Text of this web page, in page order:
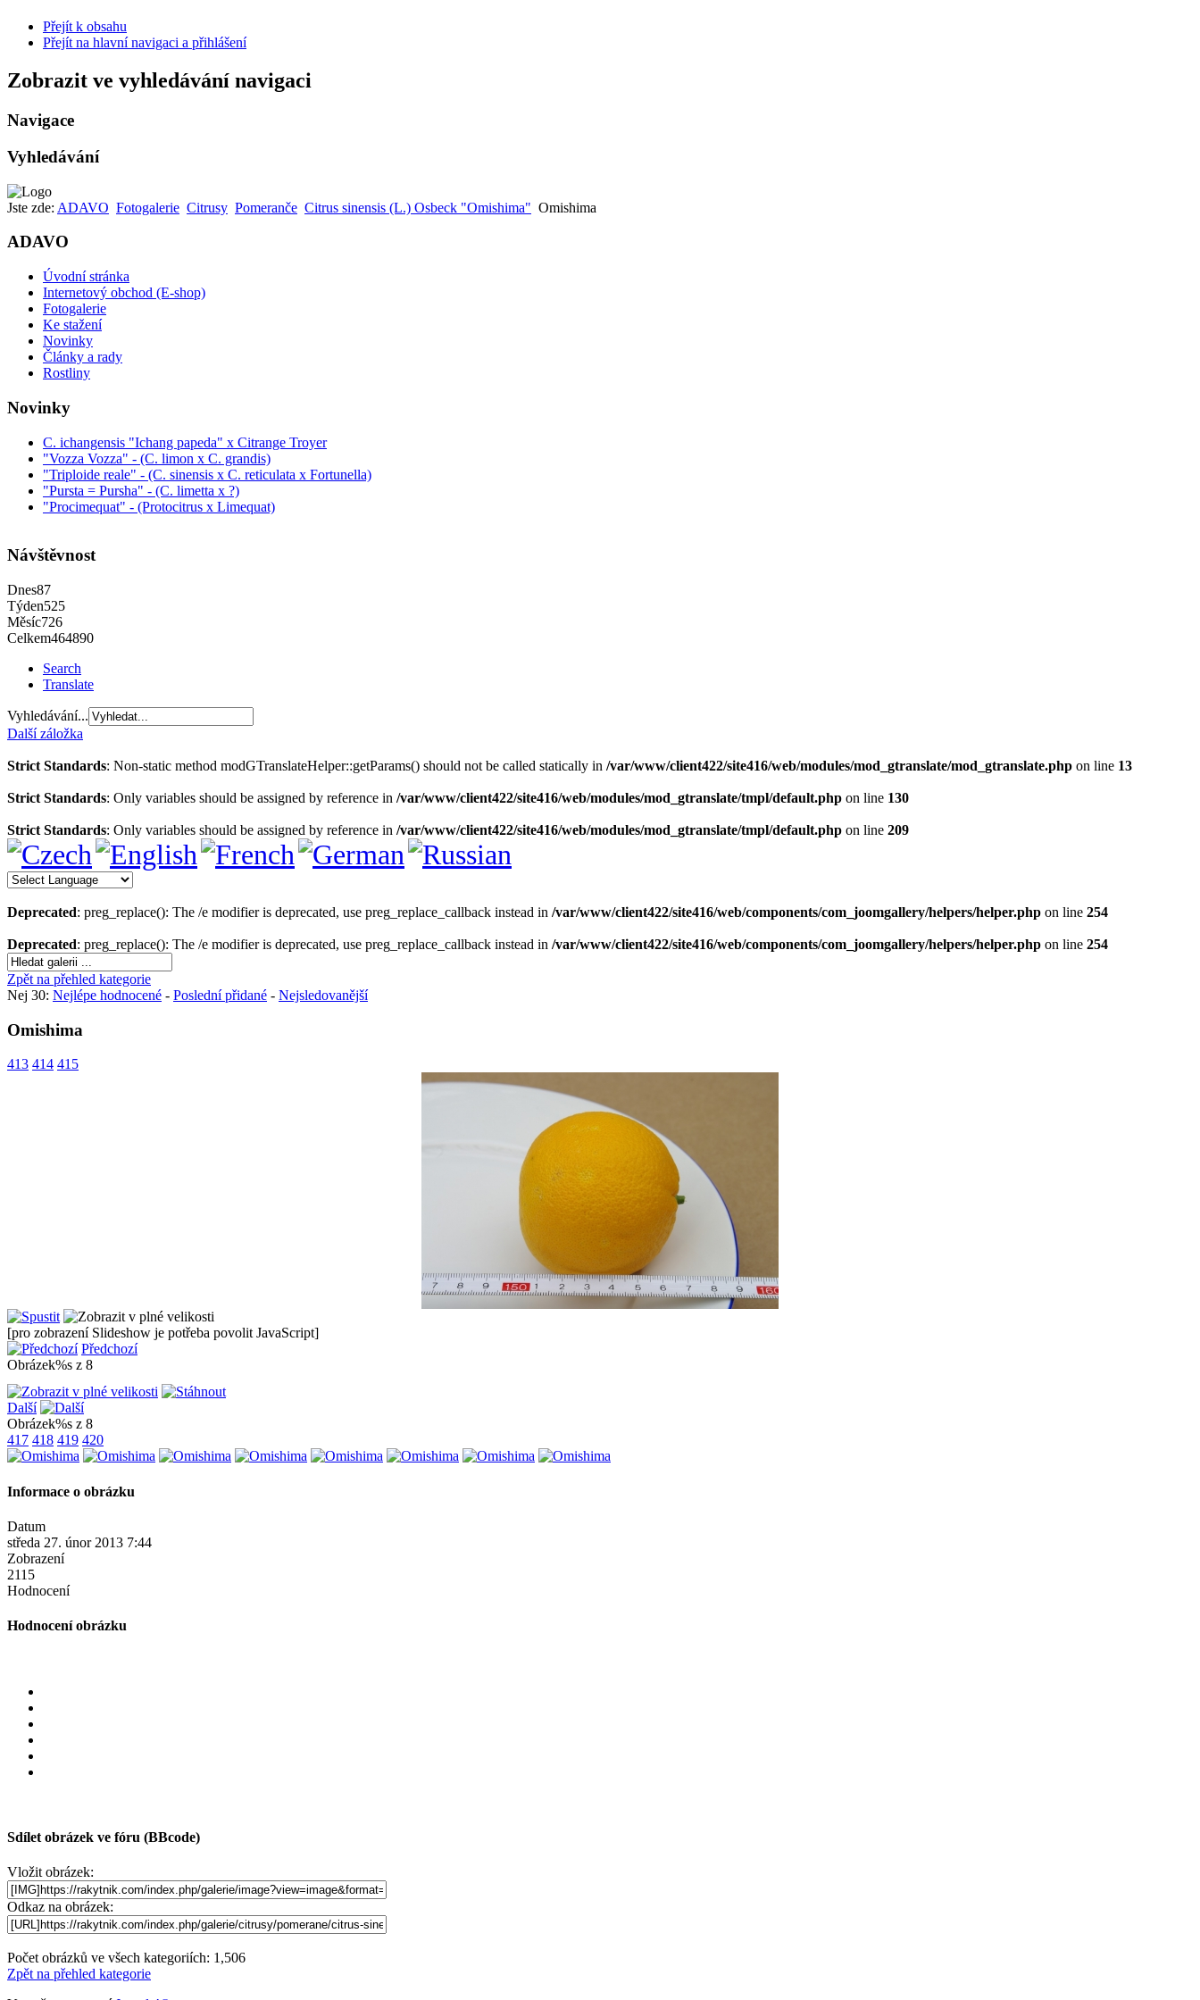
Přejít k obsahu
Přejít na hlavní navigaci a přihlášení
Zobrazit ve vyhledávání navigaci
Navigace
Vyhledávání
Jste zde: ADAVO Fotogalerie Citrusy Pomeranče Citrus sinensis (L.) Osbeck "Omishima" Omishima
ADAVO
Úvodní stránka
Internetový obchod (E-shop)
Fotogalerie
Ke stažení
Novinky
Články a rady
Rostliny
Novinky
C. ichangensis "Ichang papeda" x Citrange Troyer
"Vozza Vozza" - (C. limon x C. grandis)
"Triploide reale" - (C. sinensis x C. reticulata x Fortunella)
"Pursta = Pursha" - (C. limetta x ?)
"Procimequat" - (Protocitrus x Limequat)
Návštěvnost
Dnes87
Týden525
Měsíc726
Celkem464890
Search
Translate
Vyhledávání...
Další záložka
Strict Standards: Non-static method modGTranslateHelper::getParams() should not be called statically in /var/www/client422/site416/web/modules/mod_gtranslate/mod_gtranslate.php on line 13
Strict Standards: Only variables should be assigned by reference in /var/www/client422/site416/web/modules/mod_gtranslate/tmpl/default.php on line 130
Strict Standards: Only variables should be assigned by reference in /var/www/client422/site416/web/modules/mod_gtranslate/tmpl/default.php on line 209
Deprecated: preg_replace(): The /e modifier is deprecated, use preg_replace_callback instead in /var/www/client422/site416/web/components/com_joomgallery/helpers/helper.php on line 254
Deprecated: preg_replace(): The /e modifier is deprecated, use preg_replace_callback instead in /var/www/client422/site416/web/components/com_joomgallery/helpers/helper.php on line 254
Zpět na přehled kategorie
Nej 30: Nejlépe hodnocené - Poslední přidané - Nejsledovanější
Omishima
413 414 415
[pro zobrazení Slideshow je potřeba povolit JavaScript]
Předchozí
Obrázek%s z 8
Další
Obrázek%s z 8
417 418 419 420
Informace o obrázku
Datum
středa 27. únor 2013 7:44
Zobrazení
2115
Hodnocení
Hodnocení obrázku
Sdílet obrázek ve fóru (BBcode)
Vložit obrázek:
Odkaz na obrázek:
Počet obrázků ve všech kategoriích: 1,506
Zpět na přehled kategorie